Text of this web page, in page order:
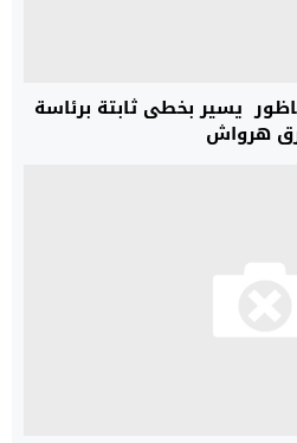
يسير بخطى ثابتة برئاسة
هرواش